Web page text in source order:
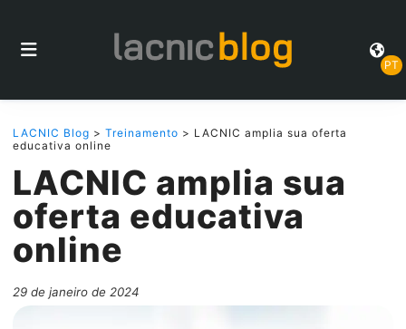
PT
LACNIC Blog > Treinamento > LACNIC amplia sua oferta
educativa online
LACNIC amplia sua
oferta educativa
online
29 de janeiro de 2024